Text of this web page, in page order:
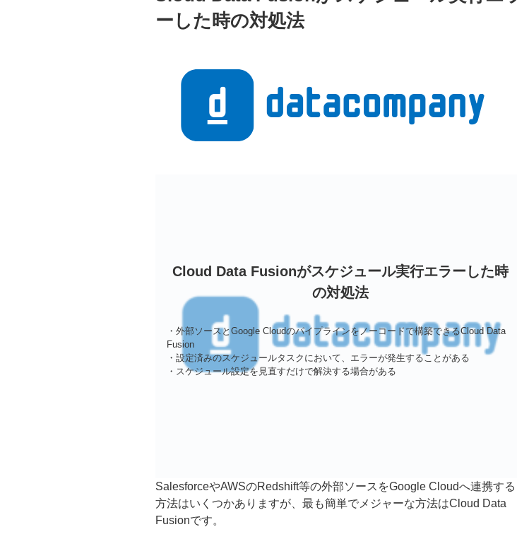
ーした時の対処法
Cloud Data Fusionがスケジュール実行エラーした時
の対処法
・外部ソースとGoogle Cloudのパイプラインをノーコードで構築できるCloud Data
Fusion
・設定済みのスケジュールタスクにおいて、エラーが発生することがある
・スケジュール設定を見直すだけで解決する場合がある
SalesforceやAWSのRedshift等の外部ソースをGoogle Cloudへ連携する
方法はいくつかありますが、最も簡単でメジャーな方法はCloud Data
Fusionです。